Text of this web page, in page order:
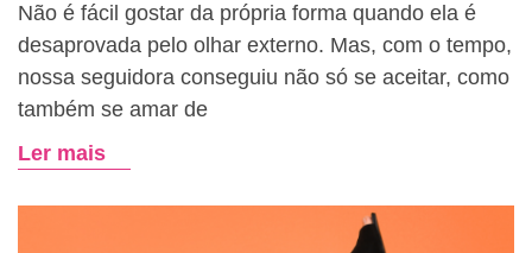
Não é fácil gostar da própria forma quando ela é
desaprovada pelo olhar externo. Mas, com o tempo,
nossa seguidora conseguiu não só se aceitar, como
também se amar de
Ler mais